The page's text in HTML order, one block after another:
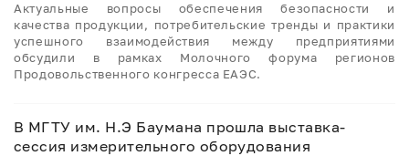
Актуальные вопросы обеспечения безопасности и
качества продукции, потребительские тренды и практики
успешного взаимодействия между предприятиями
обсудили в рамках Молочного форума регионов
Продовольственного конгресса ЕАЭС.
В МГТУ им. Н.Э Баумана прошла выставка-
сессия измерительного оборудования